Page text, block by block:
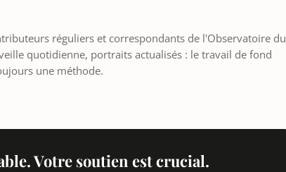
réguliers et correspondants de l'Observatoire du
quotidienne, portraits actualisés : le travail de fond
une méthode.
Votre soutien est crucial.